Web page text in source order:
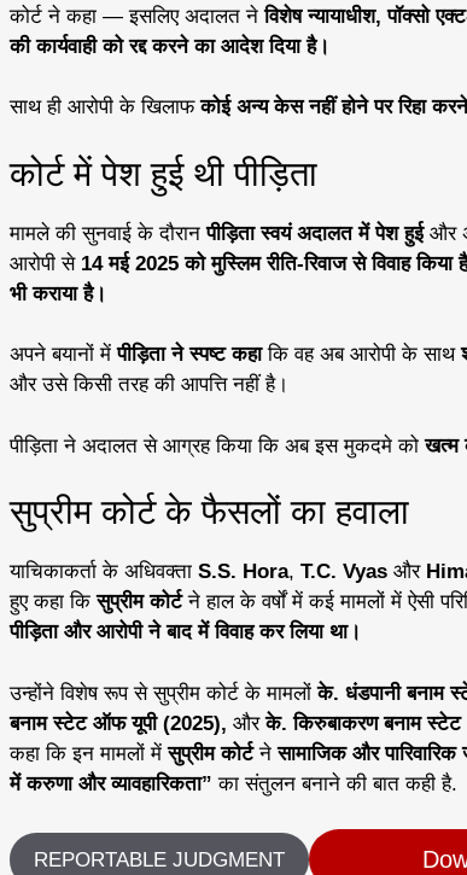
कोर्ट ने कहा — इसलिए अदालत नेविशेष न्यायाधीश, पॉक्सो
की कार्यवाही को रद्द करने का आदेश दिया है।
साथ ही आरोपी के खिलाफकोई अन्य केस नहीं होने पर रिहा
कोर्ट में पेश हुई थी पीड़िता
मामले की सुनवाई के दौरानपीड़िता स्वयं अदालत में पेश हुईऔर
आरोपी से 14 मई 2025 को मुस्लिम रीति-रिवाज से विवाह किया है
भी कराया है।
अपने बयानों मेंपीड़िता ने स्पष्ट कहाकि वह अब आरोपी के साथ
और उसे किसी तरह की आपत्ति नहीं है।
पीड़िता ने अदालत से आग्रह किया कि अब इस मुकदमे कोखत्म
सुप्रीम कोर्ट के फैसलों का हवाला
याचिकाकर्ता के अधिवक्ता S.S. Hora, T.C. Vyasऔर
हुए कहा किसुप्रीम कोर्टने हाल के वर्षों में कई मामलों में ऐसी
पीड़िता और आरोपी ने बाद में विवाह कर लिया था।
उन्होंने विशेष रूप से सुप्रीम कोर्ट के मामलोंके. धंडपानी बनाम
बनाम स्टेट ऑफ यूपी (2025), औरके. किरुबाकरण बनाम
कहा कि इन मामलों मेंसुप्रीम कोर्टनेसामाजिक और पारिवारिक
में करुणा और व्यावहारिकता” का संतुलन बनाने की बात कही है.
REPORTABLE JUDGMENT